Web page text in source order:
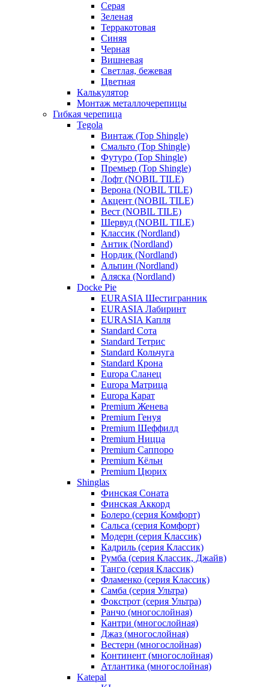
Серая
Зеленая
Терракотовая
Синяя
Черная
Вишневая
Светлая, бежевая
Цветная
Калькулятор
Монтаж металлочерепицы
Гибкая черепица
Tegola
Винтаж (Top Shingle)
Смальто (Top Shingle)
Футуро (Top Shingle)
Премьер (Top Shingle)
Лофт (NOBIL TILE)
Верона (NOBIL TILE)
Акцент (NOBIL TILE)
Вест (NOBIL TILE)
Шервуд (NOBIL TILE)
Классик (Nordland)
Антик (Nordland)
Нордик (Nordland)
Альпин (Nordland)
Аляска (Nordland)
Docke Pie
EURASIA Шестигранник
EURASIA Лабиринт
EURASIA Капля
Standard Сота
Standard Тетрис
Standard Кольчуга
Standard Крона
Europa Сланец
Europa Матрица
Europa Карат
Premium Женева
Premium Генуя
Premium Шеффилд
Premium Ницца
Premium Саппоро
Premium Кёльн
Premium Цюрих
Shinglas
Финская Соната
Финская Аккорд
Болеро (серия Комфорт)
Сальса (серия Комфорт)
Модерн (серия Классик)
Кадриль (серия Классик)
Румба (серия Классик, Джайв)
Танго (серия Классик)
Фламенко (серия Классик)
Самба (серия Ультра)
Фокстрот (серия Ультра)
Ранчо (многослойная)
Кантри (многослойная)
Джаз (многослойная)
Вестерн (многослойная)
Континент (многослойная)
Атлантика (многослойная)
Katepal